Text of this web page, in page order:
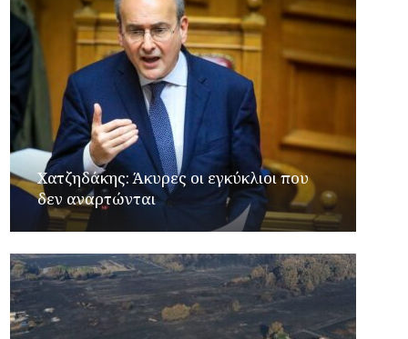
Xατζηδάκης: Άκυρες οι εγκύκλιοι που
δεν αναρτώνται